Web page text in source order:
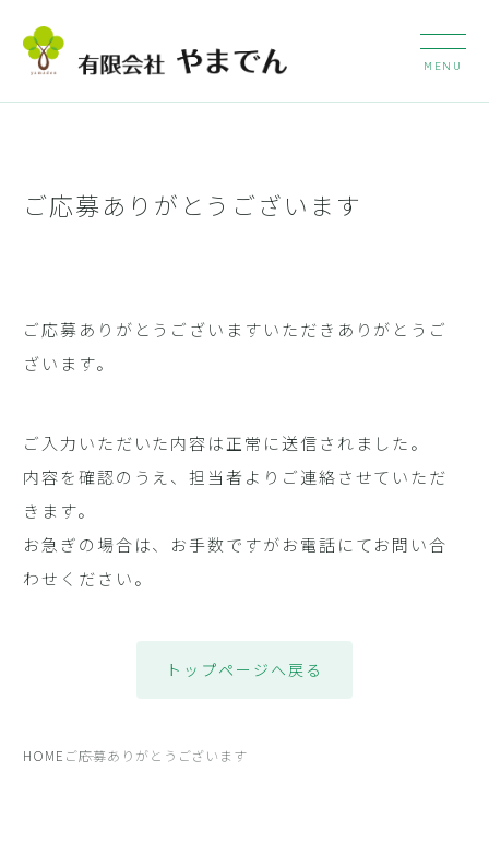
ご応募ありがとうございます
ご応募ありがとうございますいただきありがとうご
ざいます。
ご入力いただいた内容は正常に送信されました。
内容を確認のうえ、担当者よりご連絡させていただ
きます。
お急ぎの場合は、お手数ですがお電話にてお問い合
わせください。
トップページへ戻る
HOME ご応募ありがとうございます